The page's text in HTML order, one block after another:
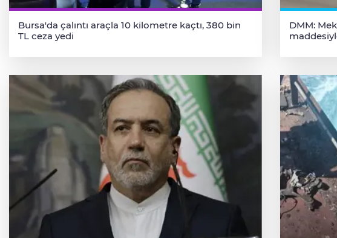
Bursa'da çalıntı araçla 10 kilometre kaçtı, 380 bin
TL ceza yedi
DMM: